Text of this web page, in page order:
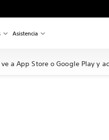
Asistencia
a App Store o Google Play y